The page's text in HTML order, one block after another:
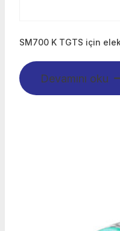
SM700 K TGTS için
Devamını oku